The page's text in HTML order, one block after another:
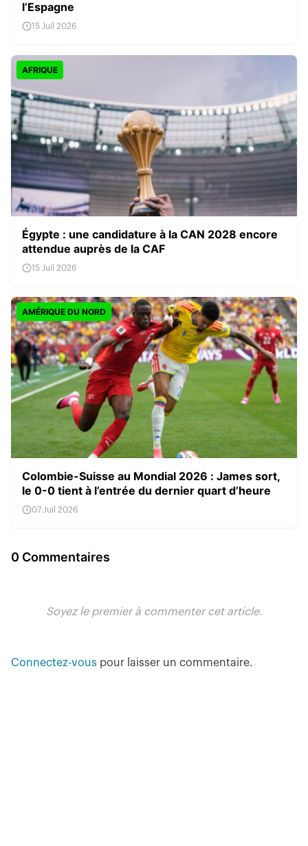
l’Espagne
15 Juil 2026
AFRIQUE
Égypte : une candidature à la CAN 2028 encore
attendue auprès de la CAF
15 Juil 2026
AMÉRIQUE DU NORD
Colombie-Suisse au Mondial 2026 : James sort,
le 0-0 tient à l’entrée du dernier quart d’heure
07 Juil 2026
0 Commentaires
Soyez le premier à commenter cet article.
Connectez-vous pour laisser un commentaire.